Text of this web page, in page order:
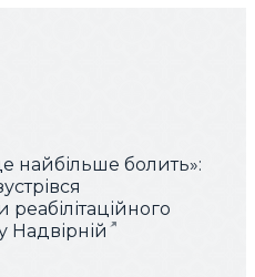
найбільше болить»:
реабілітаційного
Надвірній